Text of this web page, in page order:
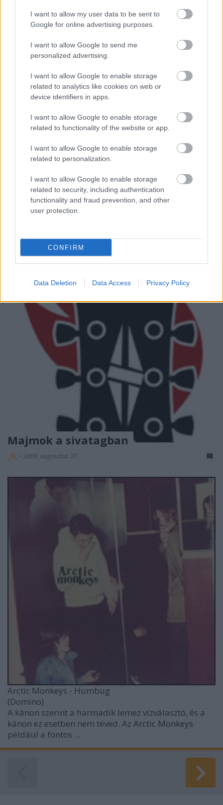
I want to allow my user data to be sent to
Google for online advertising purposes.
I want to allow Google to send me
personalized advertising.
I want to allow Google to enable storage
related to analytics like cookies on web or
device identifiers in apps.
I want to allow Google to enable storage
related to functionality of the website or app.
I want to allow Google to enable storage
related to personalization.
I want to allow Google to enable storage
related to security, including authentication
functionality and fraud prevention, and other
user protection.
CONFIRM
Data Deletion Data Access Privacy Policy
felléptek
ugye a Szigeten,interjútis készítettünk velük), máris
itt a hír, hogy jönnek vissza. Szeptember ...
A hét dala (Converge - Dark Horse)
2009. augusztus 27.
Két hetet szünetelt a hét dala rovat, de ezen a héten
olyannyira fontos és markáns, hogy soron kívüli ...
Nem halt meg a Slipknot dobosa
lánggitár•2009. augusztus 27.
A Slipknot lemondott két koncertet, illetve egy turnét
is a minap, ami annyira nem nagy dolog, történt már
ilyen mással is, de valaki kitalálta, hogy ...
Majmok a sivatagban
_fá_ • 2009. augusztus 27.
Arctic Monkeys - Humbug
(Domino)
A kánon szerint a harmadik lemez vízválasztó, és a
kánon ez esetben nem téved. Az Arctic Monkeys
például a fontos ...